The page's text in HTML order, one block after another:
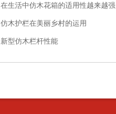
在生活中仿木花箱的适用性越来越强
仿木护栏在美丽乡村的运用
新型仿木栏杆性能